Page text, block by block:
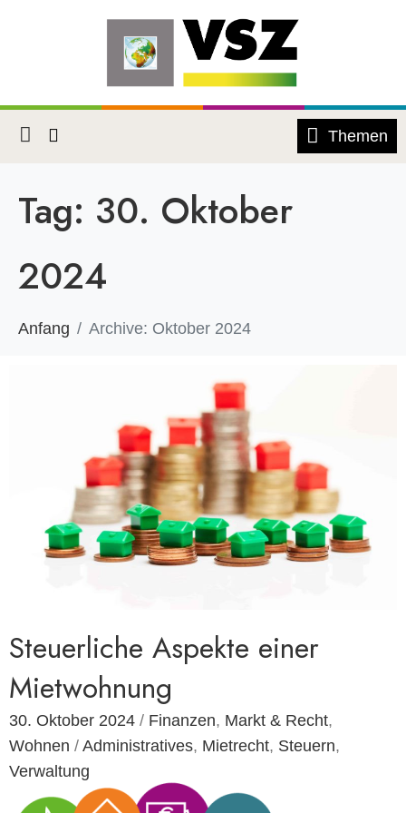
Themen
Tag: 30. Oktober
2024
Anfang Archive: Oktober 2024
Steuerliche Aspekte einer
Mietwohnung
30. Oktober 2024 / Finanzen, Markt & Recht,
Wohnen / Administratives, Mietrecht, Steuern,
Verwaltung